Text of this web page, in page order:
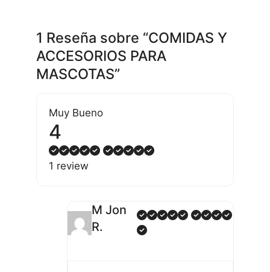
1 Reseña sobre “COMIDAS Y
ACCESORIOS PARA
MASCOTAS”
Muy Bueno
4
1 review
M Jon
R.